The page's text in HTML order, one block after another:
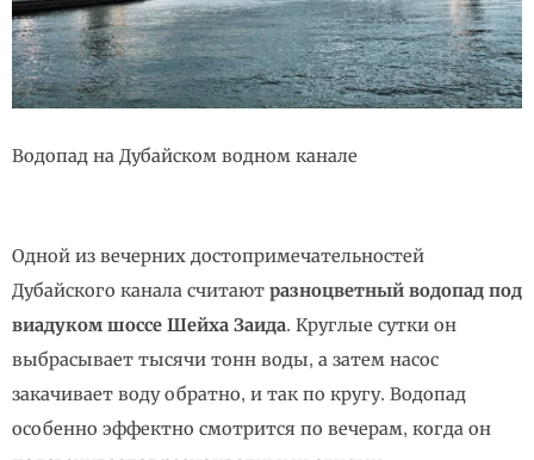
Водопад на Дубайском водном канале
Одной из вечерних достопримечательностей
Дубайского канала считают разноцветный водопад под
виадуком шоссе Шейха Заида. Круглые сутки он
выбрасывает тысячи тонн воды, а затем насос
закачивает воду обратно, и так по кругу. Водопад
особенно эффектно смотрится по вечерам, когда он